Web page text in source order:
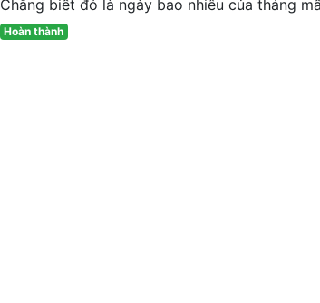
Chẳng biết đó là ngày bao nhiêu của tháng
Hoàn thành